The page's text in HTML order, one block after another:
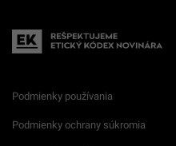
Podmienky používania
Podmienky ochrany súkromia